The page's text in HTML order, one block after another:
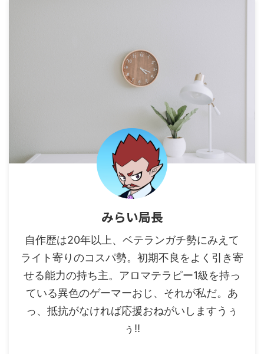
みらい局長
自作歴は20年以上、ベテランガチ勢にみえて
ライト寄りのコスパ勢。初期不良をよく引き寄
せる能力の持ち主。アロマテラピー1級を持っ
ている異色のゲーマーおじ、それが私だ。あ
っ、抵抗がなければ応援おねがいしますうぅ
ぅ!!